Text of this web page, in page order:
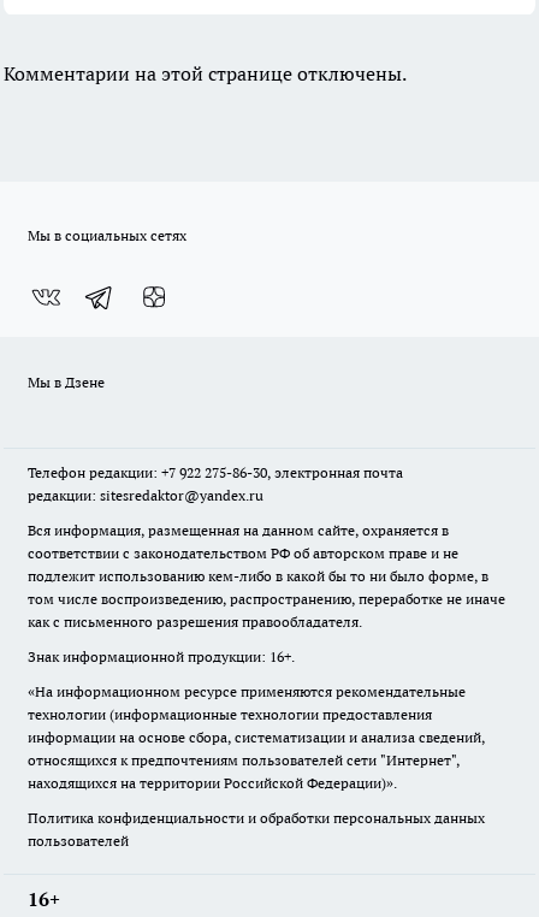
Комментарии на этой странице отключены.
Мы в социальных сетях
Мы в Дзене
Телефон редакции: +7 922 275-86-30, электронная почта
редакции: sitesredaktor@yandex.ru
Вся информация, размещенная на данном сайте, охраняется в
соответствии с законодательством РФ об авторском праве и не
подлежит использованию кем-либо в какой бы то ни было форме, в
том числе воспроизведению, распространению, переработке не иначе
как с письменного разрешения правообладателя.
Знак информационной продукции: 16+.
«На информационном ресурсе применяются рекомендательные
технологии (информационные технологии предоставления
информации на основе сбора, систематизации и анализа сведений,
относящихся к предпочтениям пользователей сети "Интернет",
находящихся на территории Российской Федерации)».
Политика конфиденциальности и обработки персональных данных
пользователей
16+